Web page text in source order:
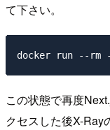
て下さい。
この状態で再度
クセスした後X-Ray